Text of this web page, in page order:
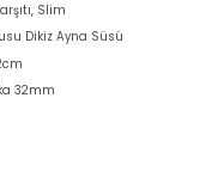
Slim
Dikiz Ayna Süsü
32mm